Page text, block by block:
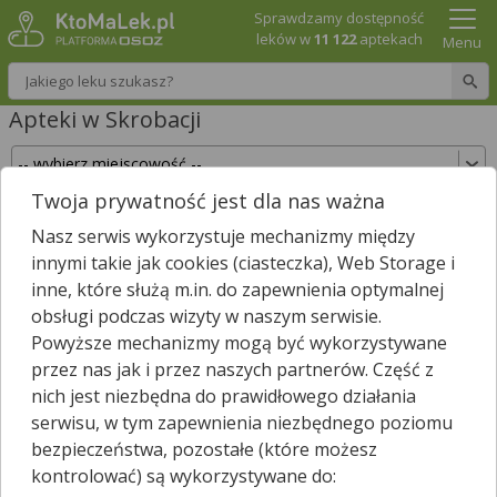
Wpisz nazwę leku
Sprawdzamy dostępność
leków w11 122aptekach Menu
Apteki w Skrobacji
Sprawdź, które apteki w Skrobacji posiadają
Twój lek i zarezerwuj go już teraz!
Wpisz nazwę leku
Wybierz typ aptek
Skrobacjinie znaleźliśmy żadnej apteki. Najbliższa apteka
Twoja prywatność jest dla nas ważna
Nasz serwis wykorzystuje mechanizmy między
innymi takie jak cookies (ciasteczka), Web Storage i
inne, które służą m.in. do zapewnienia optymalnej
obsługi podczas wizyty w naszym serwisie.
Powyższe mechanizmy mogą być wykorzystywane
przez nas jak i przez naszych partnerów. Część z
nich jest niezbędna do prawidłowego działania
serwisu, w tym zapewnienia niezbędnego poziomu
bezpieczeństwa, pozostałe (które możesz
kontrolować) są wykorzystywane do: